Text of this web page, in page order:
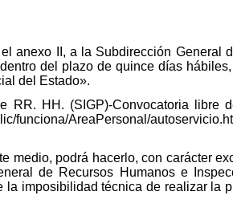
anexo II, a la Subdirección General
del plazo de quince días
del Estado».
RR. HH. (SIGP)-Convocatoria libre
AreaPersonal/
medio, podrá hacerlo, con carácter
de Recursos Humanos e
imposibilidad técnica de realizar la